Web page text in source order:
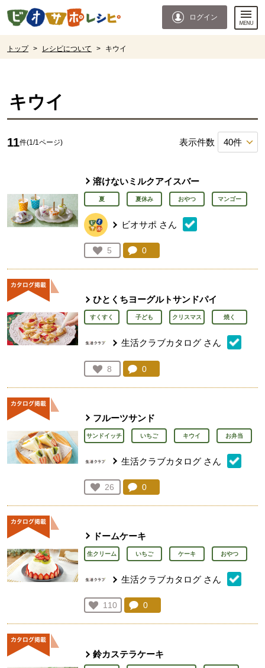
ページの先頭です。
ログイン
トップ > レシピについて > キウイ
キウイ
11件(1/1ページ) 表示件数
溶けないミルクアイスバー
夏 夏休み おやつ マンゴー
ビオサポ さん
お気に入り登録：
5
人が登録
コメント：
0
ひとくちヨーグルトサンドパイ
すくすく 子ども クリスマス 焼く
生活クラブカタログ さん
お気に入り登録：
8
人が登録
コメント：
0
フルーツサンド
サンドイッチ いちご キウイ お弁当
生活クラブカタログ さん
お気に入り登録：
26
人が登録
コメント：
0
ドームケーキ
生クリーム いちご ケーキ おやつ
生活クラブカタログ さん
お気に入り登録：
110
人が登録
コメント：
0
鈴カステラケーキ